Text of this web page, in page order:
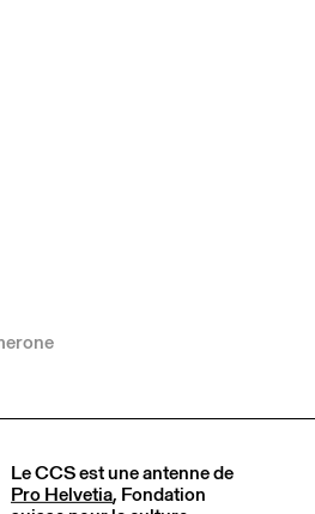
Le CCS est une antenne de
Pro Helvetia, Fondation